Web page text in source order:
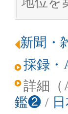
新聞・
採録・
詳細（
鑑❷ /